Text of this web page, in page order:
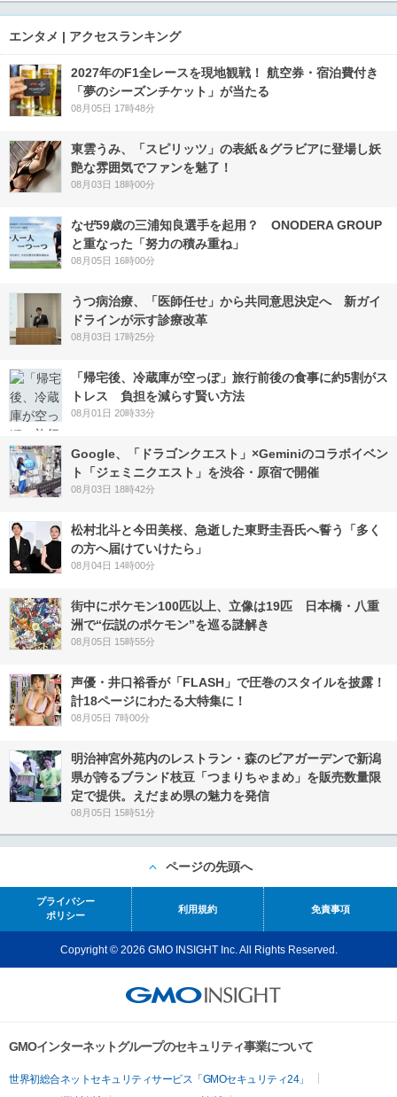
エンタメ | アクセスランキング
2027年のF1全レースを現地観戦！ 航空券・宿泊費付き
「夢のシーズンチケット」が当たる
08月05日 17時48分
東雲うみ、「スピリッツ」の表紙＆グラビアに登場し妖
艶な雰囲気でファンを魅了！
08月03日 18時00分
なぜ59歳の三浦知良選手を起用？ ONODERA GROUP
と重なった「努力の積み重ね」
08月05日 16時00分
うつ病治療、「医師任せ」から共同意思決定へ 新ガイ
ドラインが示す診療改革
08月03日 17時25分
「帰宅後、冷蔵庫が空っぽ」旅行前後の食事に約5割がス
トレス 負担を減らす賢い方法
08月01日 20時33分
Google、「ドラゴンクエスト」×Geminiのコラボイベン
ト「ジェミニクエスト」を渋谷・原宿で開催
08月03日 18時42分
松村北斗と今田美桜、急逝した東野圭吾氏へ誓う「多く
の方へ届けていけたら」
08月04日 14時00分
街中にポケモン100匹以上、立像は19匹 日本橋・八重
洲で“伝説のポケモン”を巡る謎解き
08月05日 15時55分
声優・井口裕香が「FLASH」で圧巻のスタイルを披露！
計18ページにわたる大特集に！
08月05日 7時00分
明治神宮外苑内のレストラン・森のビアガーデンで新潟
県が誇るブランド枝豆「つまりちゃまめ」を販売数量限
定で提供。えだまめ県の魅力を発信
08月05日 15時51分
ページの先頭へ
プライバシー
ポリシー
利用規約 免責事項
Copyright © 2026 GMO INSIGHT Inc. All Rights Reserved.
GMOインターネットグループのセキュリティ事業について
世界初総合ネットセキュリティサービス「GMOセキュリティ24」